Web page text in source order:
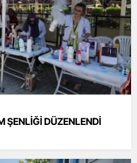
ŞENLİĞİ DÜZENLENDİ